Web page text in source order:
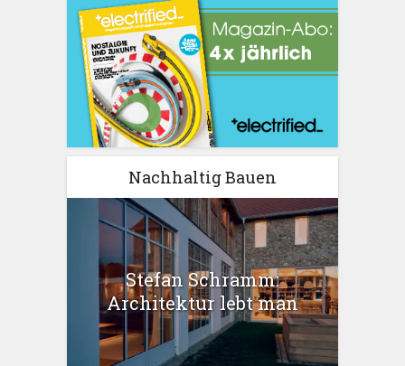
Nachhaltig Bauen
Stefan Schramm:
Architektur lebt man